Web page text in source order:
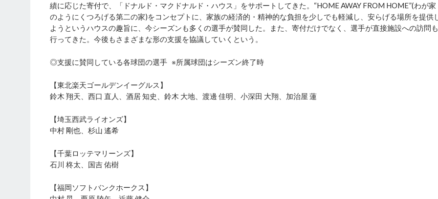
績に応じた寄付で、「ドナルド・マクドナルド・ハウス」をサポートしてきた。“HOME AWAY FROM HOME”(わが家
のようにくつろげる第二の家)をコンセプトに、家族の経済的・精神的な負担を少しでも軽減し、安らげる場所を提供
ようというハウスの趣旨に、今シーズンも多くの選手が賛同した。また、寄付だけでなく、選手が直接施設への訪問も
行ってきた。今後もさまざまな形の支援を協議していくという。
◎支援に賛同している各球団の選手 ※所属球団はシーズン終了時
【東北楽天ゴールデンイーグルス】
鈴木 翔天、西口 直人、酒居 知史、鈴木 大地、渡邊 佳明、小深田 大翔、加治屋 蓮
【埼玉西武ライオンズ】
中村 剛也、杉山 遙希
【千葉ロッテマリーンズ】
石川 柊太、国吉 佑樹
【福岡ソフトバンクホークス】